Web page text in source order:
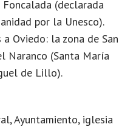
(declarada
por la Unesco).
Oviedo: la zona de San
Naranco (Santa María
de Lillo).
Ayuntamiento, iglesia